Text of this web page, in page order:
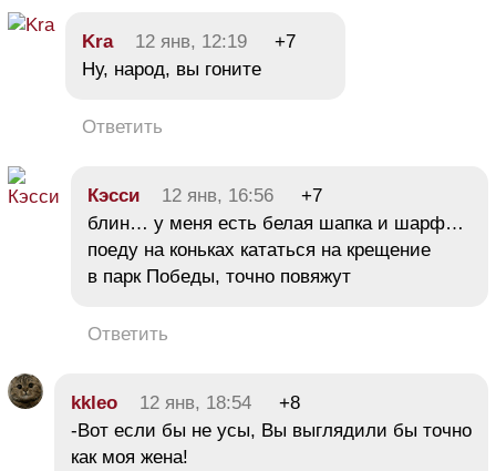
Kra 12 янв, 12:19
+7
Ну, народ, вы гоните
Ответить
Кэсси 12 янв, 16:56
+7
блин… у меня есть белая шапка и шарф…
поеду на коньках кататься на крещение
в парк Победы, точно повяжут
Ответить
kkleo 12 янв, 18:54
+8
-Вот если бы не усы, Вы выглядили бы точно
как моя жена!